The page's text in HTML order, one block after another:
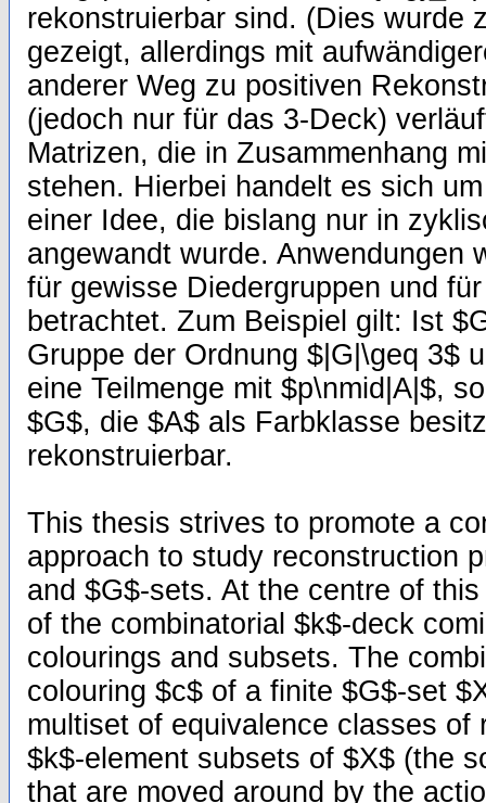
rekonstruierbar sind. (Dies wurde
gezeigt, allerdings mit
anderer Weg zu positiven
(jedoch nur für das 3-Deck)
Matrizen, die in Zusammenhang
stehen. Hierbei handelt es sich
einer Idee, die bislang nur in
angewandt wurde. Anwendungen
für gewisse Diedergruppen und
betrachtet. Zum Beispiel gilt: Ist
Gruppe der Ordnung $|G|\geq 3$
eine Teilmenge mit $p\nmid|A|$,
$G$, die $A$ als Farbklasse
rekonstruierbar.
This thesis strives to promote a
approach to study reconstruction
and $G$-sets. At the centre of
of the combinatorial $k$-deck
colourings and subsets. The
colouring $c$ of a finite $G$-set
multiset of equivalence classes of
$k$-element subsets of $X$ (the
that are moved around by the